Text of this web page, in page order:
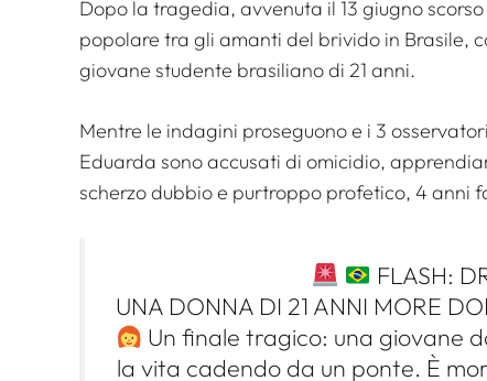
Dopo la tragedia, avvenuta il 13 giugno
popolare tra gli amanti del brivido in Brasile,
giovane studente brasiliano di 21 anni.
Mentre le indagini proseguono e i 3
Eduarda sono accusati di omicidio,
scherzo dubbio e purtroppo profetico, 4 anni
FLASH:
UNA DONNA DI 21 ANNI MORE
Un finale tragico: una giovane
la vita cadendo da un ponte. È